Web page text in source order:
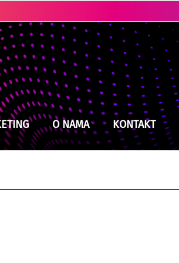
O NAMA KONTAKT